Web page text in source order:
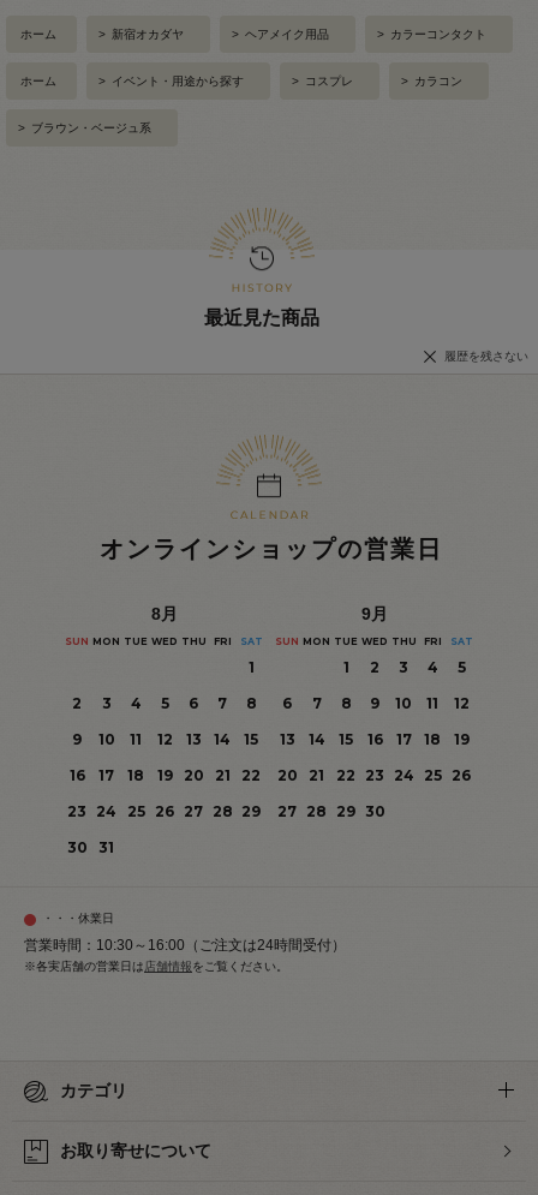
ホーム > 新宿オカダヤ > ヘアメイク用品 > カラーコンタクト
ホーム > イベント・用途から探す > コスプレ > カラコン
> ブラウン・ベージュ系
最近見た商品
履歴を残さない
オンラインショップの営業日
8月
SUN MON TUE WED THU FRI SAT
1
2
3 4 5 6 7
8
9
10 11 12 13 14
15
16
17 18 19 20 21
22
23
24 25 26 27 28 29
30
31
9月
SUN MON TUE WED THU FRI SAT
1 2 3 4
5
6
7 8 9 10 11
12
13
14 15 16 17 18
19
20
21 22 23 24 25
26
27 28 29 30
・・・休業日
営業時間：10:30～16:00（ご注文は24時間受付）
※各実店舗の営業日は店舗情報をご覧ください。
カテゴリ
お取り寄せについて